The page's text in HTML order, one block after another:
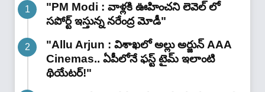
"PM Modi : వాళ్లకి ఊహించని లెవెల్ లో
సపోర్ట్ ఇస్తున్న నరేంద్ర మోడీ"
"Allu Arjun : విశాఖలో అల్లు అర్జున్ AAA
Cinemas.. ఏపీలోనే ఫస్ట్ టైమ్ ఇలాంటి
థియేటర్!"